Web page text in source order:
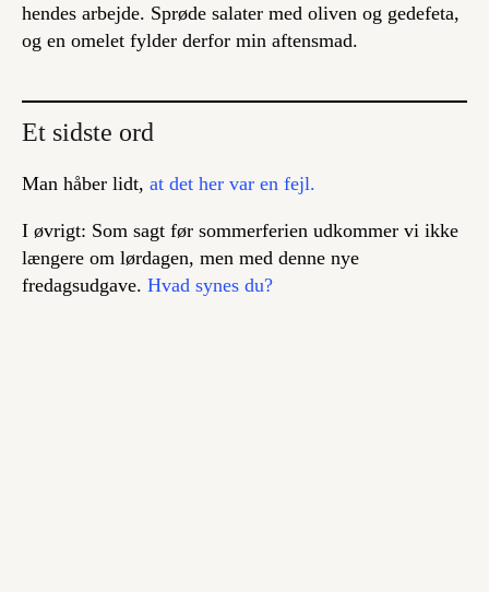
hendes arbejde. Sprøde salater med oliven og gedefeta,
og en omelet fylder derfor min aftensmad.
Et sidste ord
Man håber lidt, at det her var en fejl.
I øvrigt: Som sagt før sommerferien udkommer vi ikke
længere om lørdagen, men med denne nye
fredagsudgave. Hvad synes du?